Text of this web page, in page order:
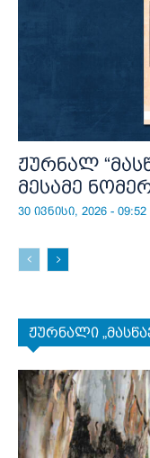
ჟურნალ
მესამე
30 ივნისი, 2026 - 09:52
ჟურნალი